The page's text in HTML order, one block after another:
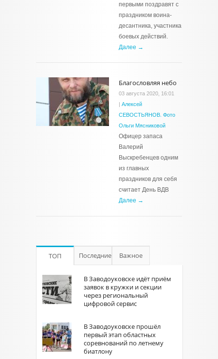
первыми поздравят с
праздником воина-
десантника, участника
боевых действий.
Далее →
Благословляя небо
03 августа 2020, 16:01
| Алексей
СЕВОСТЬЯНОВ. Фото
Ольги Мясниковой
Офицер запаса
Валерий
Выскребенцев одним
из главных
праздников для себя
считает День ВДВ
Далее →
ТОП Последние Важное
В Заводоуковске идёт приём
заявок в кружки и секции
через региональный
цифровой сервис
В Заводоуковске прошёл
первый этап областных
соревнований по летнему
биатлону